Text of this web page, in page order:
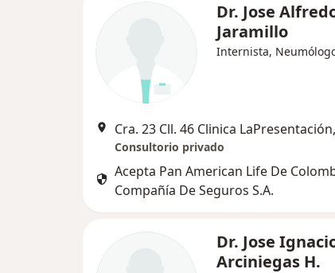
Dr. Jose
Jaramillo
Internista,
Consultorio privado
Acepta Pan American Life De
Compañía De Seguros S.A.
Dr. Jose
Arciniegas H.